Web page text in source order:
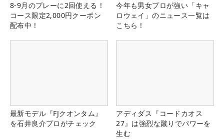
8-9月のプレーに2回使える！
コース限定2,000円クーポン
配布中！
今年も男女プロが強い「キャ
ロウェイ」のニュース一覧は
こちら！
最新モデル『FJクオンタム』
を石井良介プロがチェック
アディダス『コードカオス
27』は強烈な蹴りでパワーを
生む